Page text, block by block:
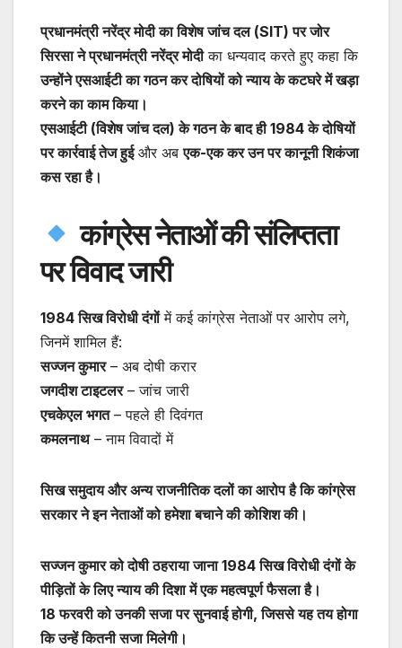
प्रधानमंत्री नरेंद्र मोदी का विशेष जांच दल (SIT) पर जोर
सिरसा ने प्रधानमंत्री नरेंद्र मोदीका धन्यवाद करते हुए कहा कि
उन्होंने एसआईटी का गठन कर दोषियों को न्याय के कटघरे में खड़ा
करने का काम किया।
एसआईटी (विशेष जांच दल) के गठन के बाद ही 1984 के दोषियों
पर कार्रवाई तेज हुईऔर अबएक-एक कर उन पर कानूनी शिकंजा
कस रहा है।
कांग्रेस नेताओं की संलिप्तता
पर विवाद जारी
1984 सिख विरोधी दंगोंमें कई कांग्रेस नेताओं पर आरोप लगे,
जिनमें शामिल हैं:
सज्जन कुमार– अब दोषी करार
जगदीश टाइटलर– जांच जारी
एचकेएल भगत– पहले ही दिवंगत
कमलनाथ– नाम विवादों में
सिख समुदाय और अन्य राजनीतिक दलों का आरोप है कि कांग्रेस
सरकार ने इन नेताओं को हमेशा बचाने की कोशिश की।
सज्जन कुमार को दोषी ठहराया जाना 1984 सिख विरोधी दंगों के
पीड़ितों के लिए न्याय की दिशा में एक महत्वपूर्ण फैसला है।
18 फरवरी को उनकी सजा पर सुनवाई होगी, जिससे यह तय होगा
कि उन्हें कितनी सजा मिलेगी।